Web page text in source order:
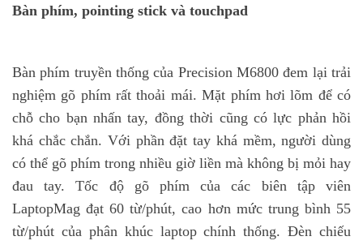
Bàn phím, pointing stick và touchpad
Bàn phím truyền thống của Precision M6800 đem lại trải
nghiệm gõ phím rất thoải mái. Mặt phím hơi lõm để có
chỗ cho bạn nhấn tay, đồng thời cũng có lực phản hồi
khá chắc chắn. Với phần đặt tay khá mềm, người dùng
có thể gõ phím trong nhiều giờ liền mà không bị mỏi hay
đau tay. Tốc độ gõ phím của các biên tập viên
LaptopMag đạt 60 từ/phút, cao hơn mức trung bình 55
từ/phút của phân khúc laptop chính thống. Đèn chiếu